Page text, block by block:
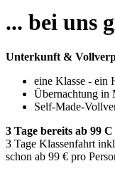
... bei uns
Unterkunft &
eine Klasse - ein
Übernachtung in
Self-Made-
3 Tage bereits ab 99 C
3 Tage Klassenfahrt
schon ab 99 € pro